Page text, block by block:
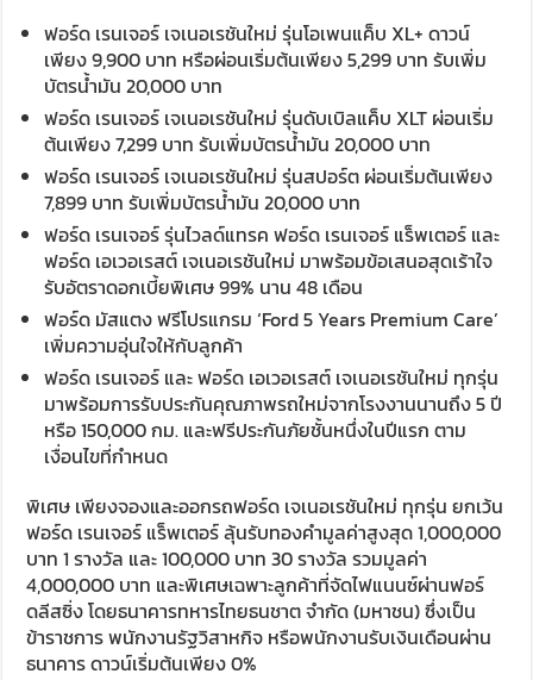
ฟอร์ด เรนเจอร์ เจเนอเรชันใหม่ รุ่นโอเพนแค็บ XL+ ดาวน์
เพียง 9,900 บาท หรือผ่อนเริ่มต้นเพียง 5,299 บาท รับเพิ่ม
บัตรน้ำมัน 20,000 บาท
ฟอร์ด เรนเจอร์ เจเนอเรชันใหม่ รุ่นดับเบิลแค็บ XLT ผ่อนเริ่ม
ต้นเพียง 7,299 บาท รับเพิ่มบัตรน้ำมัน 20,000 บาท
ฟอร์ด เรนเจอร์ เจเนอเรชันใหม่ รุ่นสปอร์ต ผ่อนเริ่มต้นเพียง
7,899 บาท รับเพิ่มบัตรน้ำมัน 20,000 บาท
ฟอร์ด เรนเจอร์ รุ่นไวลด์แทรค ฟอร์ด เรนเจอร์ แร็พเตอร์ และ
ฟอร์ด เอเวอเรสต์ เจเนอเรชันใหม่ มาพร้อมข้อเสนอสุดเร้าใจ
รับอัตราดอกเบี้ยพิเศษ 99% นาน 48 เดือน
ฟอร์ด มัสแตง ฟรีโปรแกรม ‘Ford 5 Years Premium Care’
เพิ่มความอุ่นใจให้กับลูกค้า
ฟอร์ด เรนเจอร์ และ ฟอร์ด เอเวอเรสต์ เจเนอเรชันใหม่ ทุกรุ่น
มาพร้อมการรับประกันคุณภาพรถใหม่จากโรงงานนานถึง 5 ปี
หรือ 150,000 กม. และฟรีประกันภัยชั้นหนึ่งในปีแรก ตาม
เงื่อนไขที่กำหนด
พิเศษ เพียงจองและออกรถฟอร์ด เจเนอเรชันใหม่ ทุกรุ่น ยกเว้น
ฟอร์ด เรนเจอร์ แร็พเตอร์ ลุ้นรับทองคำมูลค่าสูงสุด 1,000,000
บาท 1 รางวัล และ 100,000 บาท 30 รางวัล รวมมูลค่า
4,000,000 บาท และพิเศษเฉพาะลูกค้าที่จัดไฟแนนซ์ผ่านฟอร์
ดลีสซิ่ง โดยธนาคารทหารไทยธนชาต จำกัด (มหาชน) ซึ่งเป็น
ข้าราชการ พนักงานรัฐวิสาหกิจ หรือพนักงานรับเงินเดือนผ่าน
ธนาคาร ดาวน์เริ่มต้นเพียง 0%